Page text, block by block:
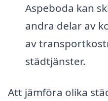
Aspeboda kan
andra delar av
av
städtjänster.
Att jämföra olika